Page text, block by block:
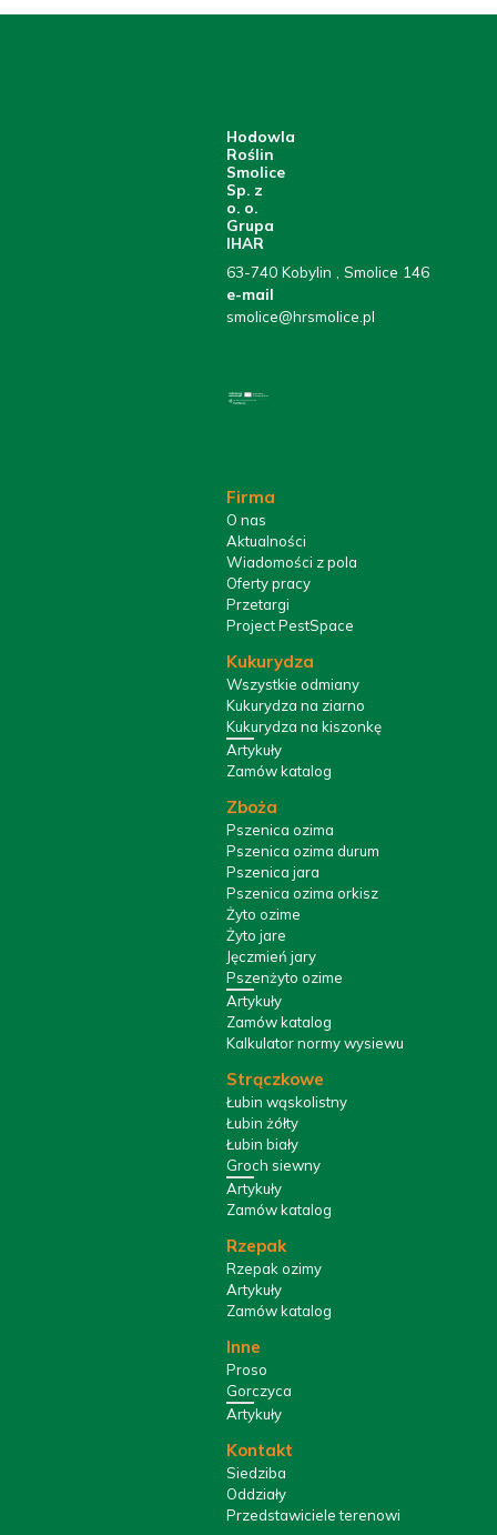
Hodowla
Roślin
Smolice
Sp. z
o. o.
Grupa
IHAR
63-740 Kobylin
, Smolice 146
e-mail
smolice@hrsmolice.pl
Firma
O nas
Aktualności
Wiadomości z pola
Oferty pracy
Przetargi
Project PestSpace
Kukurydza
Wszystkie odmiany
Kukurydza na ziarno
Kukurydza na kiszonkę
Artykuły
Zamów katalog
Zboża
Pszenica ozima
Pszenica ozima durum
Pszenica jara
Pszenica ozima orkisz
Żyto ozime
Żyto jare
Jęczmień jary
Pszenżyto ozime
Artykuły
Zamów katalog
Kalkulator normy wysiewu
Strączkowe
Łubin wąskolistny
Łubin żółty
Łubin biały
Groch siewny
Artykuły
Zamów katalog
Rzepak
Rzepak ozimy
Artykuły
Zamów katalog
Inne
Proso
Gorczyca
Artykuły
Kontakt
Siedziba
Oddziały
Przedstawiciele terenowi